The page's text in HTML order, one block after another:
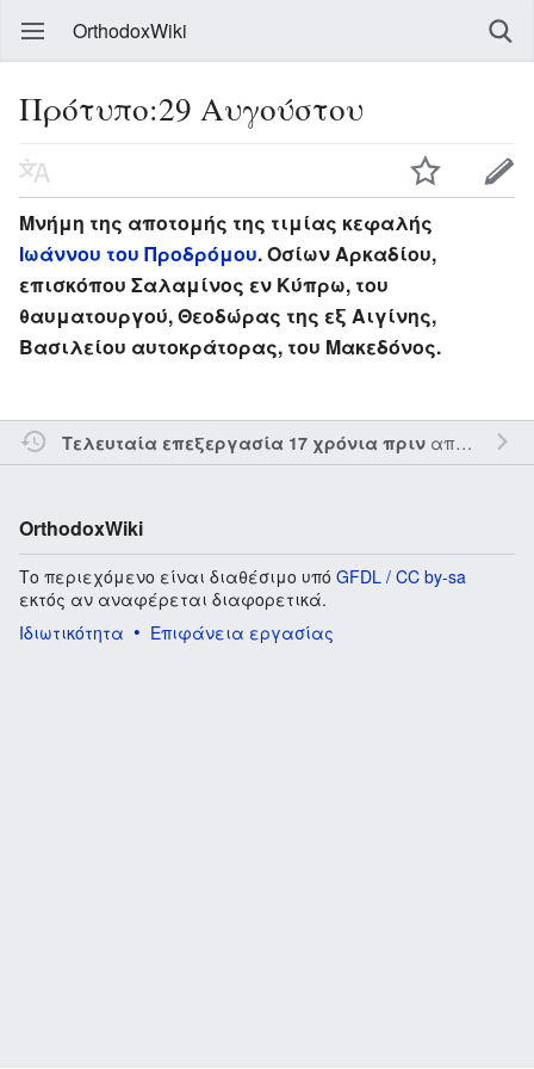
OrthodoxWiki
Πρότυπο:29 Αυγούστου
Μνήμη της αποτομής της τιμίας κεφαλής
Ιωάννου του Προδρόμου. Οσίων Αρκαδίου,
επισκόπου Σαλαμίνος εν Κύπρω, του
θαυματουργού, Θεοδώρας της εξ Αιγίνης,
Βασιλείου αυτοκράτορας, του Μακεδόνος.
Τελευταία επεξεργασία 17 χρόνια πριναπό τον την
OrthodoxWiki
Το περιεχόμενο είναι διαθέσιμο υπό GFDL / CC by-sa
εκτός αν αναφέρεται διαφορετικά.
Ιδιωτικότητα
Επιφάνεια εργασίας